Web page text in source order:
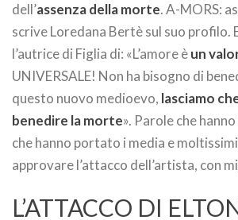
dell’assenza della morte. A-MORS:
scrive Loredana Bertè sul suo profilo.
l’autrice di Figlia di: «L’amore èun
UNIVERSALE! Non ha bisogno di
questo nuovo medioevo, lasciamo
benedire la morte». Parole che
che hanno portato i media e
approvare l’attacco dell’artista, con
L’ATTACCO DI